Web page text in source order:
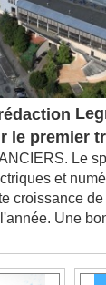
settings,
dialog
off, selected
window.
dialog window.
window.
le premier
Le
et
croissance de
Une